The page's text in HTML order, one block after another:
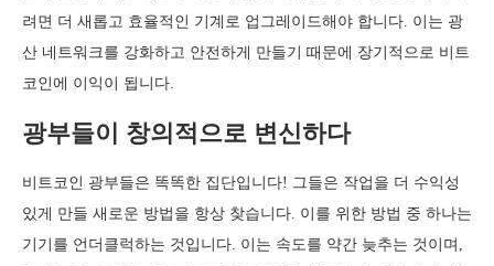
려면 더 새롭고 효율적인 기계로 업그레이드해야 합니다. 이는 광
산 네트워크를 강화하고 안전하게 만들기 때문에 장기적으로 비트
코인에 이익이 됩니다.
광부들이 창의적으로 변신하다
비트코인 광부들은 똑똑한 집단입니다! 그들은 작업을 더 수익성
있게 만들 새로운 방법을 항상 찾습니다. 이를 위한 방법 중 하나는
기기를 언더클럭하는 것입니다. 이는 속도를 약간 늦추는 것이며,